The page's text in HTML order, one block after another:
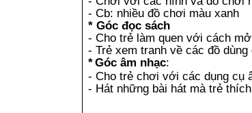
- Cb: nhiều đồ chơi màu xanh
* Góc đọc sách
- Cho trẻ làm quen với cách
- Trẻ xem tranh về các đồ dùng
*Góc âm nhạc:
- Cho trẻ chơi với các dụng cụ
- Hát những bài hát mà trẻ thích